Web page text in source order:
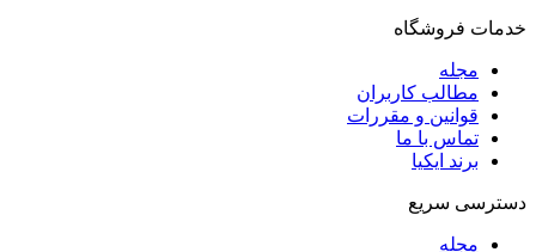
خدمات فروشگاه
مجله
مطالب کاربران
قوانین و مقررات
تماس با ما
برند ایکیا
دسترسی سریع
مجله